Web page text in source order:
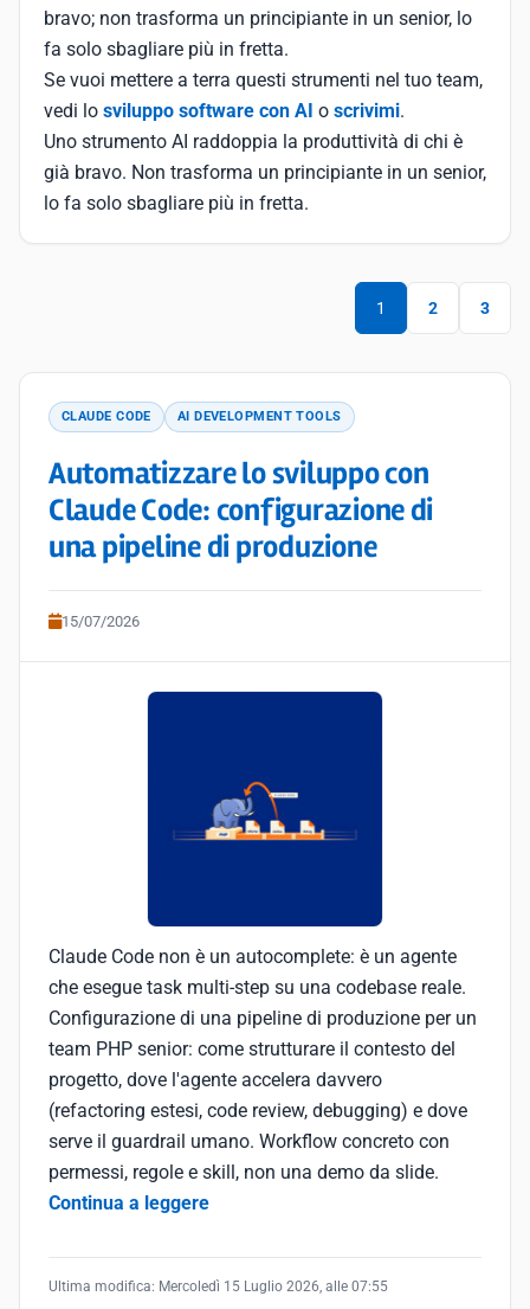
bravo; non trasforma un principiante in un senior, lo
fa solo sbagliare più in fretta.
Se vuoi mettere a terra questi strumenti nel tuo team,
vedi lo sviluppo software con AI o scrivimi.
Uno strumento AI raddoppia la produttività di chi è
già bravo. Non trasforma un principiante in un senior,
lo fa solo sbagliare più in fretta.
1 2 3
CLAUDE CODE AI DEVELOPMENT TOOLS
Automatizzare lo sviluppo con
Claude Code: configurazione di
una pipeline di produzione
15/07/2026
Claude Code non è un autocomplete: è un agente
che esegue task multi-step su una codebase reale.
Configurazione di una pipeline di produzione per un
team PHP senior: come strutturare il contesto del
progetto, dove l'agente accelera davvero
(refactoring estesi, code review, debugging) e dove
serve il guardrail umano. Workflow concreto con
permessi, regole e skill, non una demo da slide.
Continua a leggere
Ultima modifica: Mercoledì 15 Luglio 2026, alle 07:55